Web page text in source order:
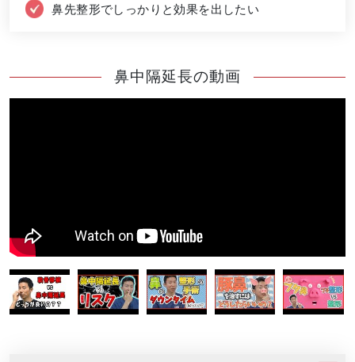
鼻先整形でしっかりと効果を出したい
鼻中隔延長の動画